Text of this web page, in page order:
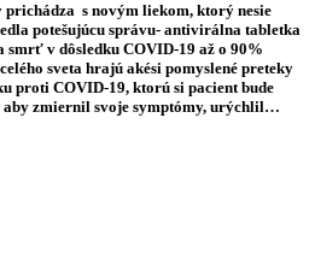
s novým liekom, ktorý nesie
potešujúcu správu- antivirálna tabletka
smrť v dôsledku COVID-19 až o 90%
sveta hrajú akési pomyslené preteky
proti COVID-19, ktorú si pacient bude
zmiernil svoje symptómy, urýchlil…